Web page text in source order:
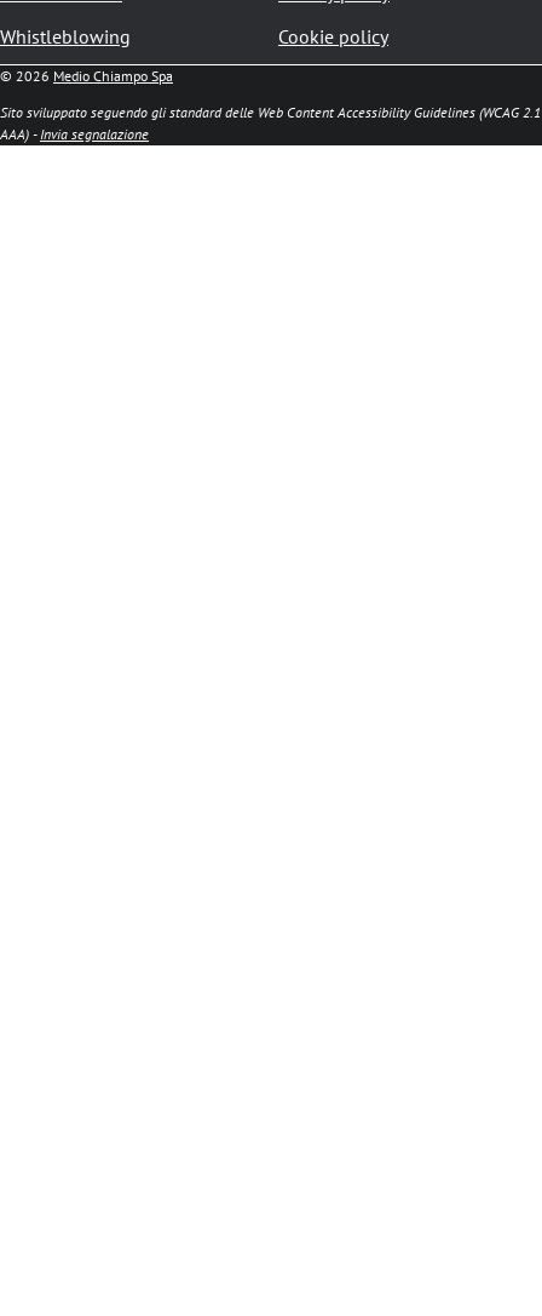
Whistleblowing
Cookie policy
© 2026 Medio Chiampo Spa
Sito sviluppato seguendo gli standard delle Web Content Accessibility Guidelines (WCAG 2.1
AAA) - Invia segnalazione